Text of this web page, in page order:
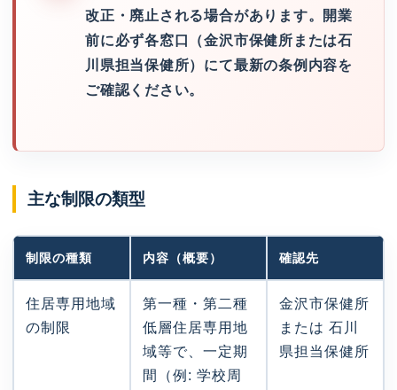
改正・廃止される場合があります。開業
前に必ず各窓口（金沢市保健所または石
川県担当保健所）にて最新の条例内容を
ご確認ください。
主な制限の類型
制限の種類 内容（概要） 確認先
住居専用地域
の制限
第一種・第二種
低層住居専用地
域等で、一定期
間（例: 学校周
金沢市保健所
または 石川
県担当保健所